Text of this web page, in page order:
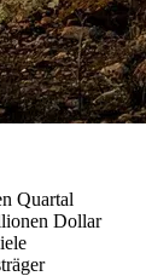
Quartal
Dollar